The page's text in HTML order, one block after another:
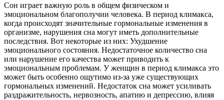
Сон играет важную роль в общем физическом и
эмоциональном благополучии человека. В период климакса,
когда происходят значительные гормональные изменения в
организме, нарушения сна могут иметь дополнительные
последствия. Вот некоторые из них: Ухудшение
эмоционального состояния. Недостаточное количество сна
или нарушение его качества может приводить к
эмоциональным проблемам. У женщин в период климакса это
может быть особенно ощутимо из-за уже существующих
гормональных изменений. Недостаток сна может усиливать
раздражительность, нервозность, апатию и депрессию, влияя